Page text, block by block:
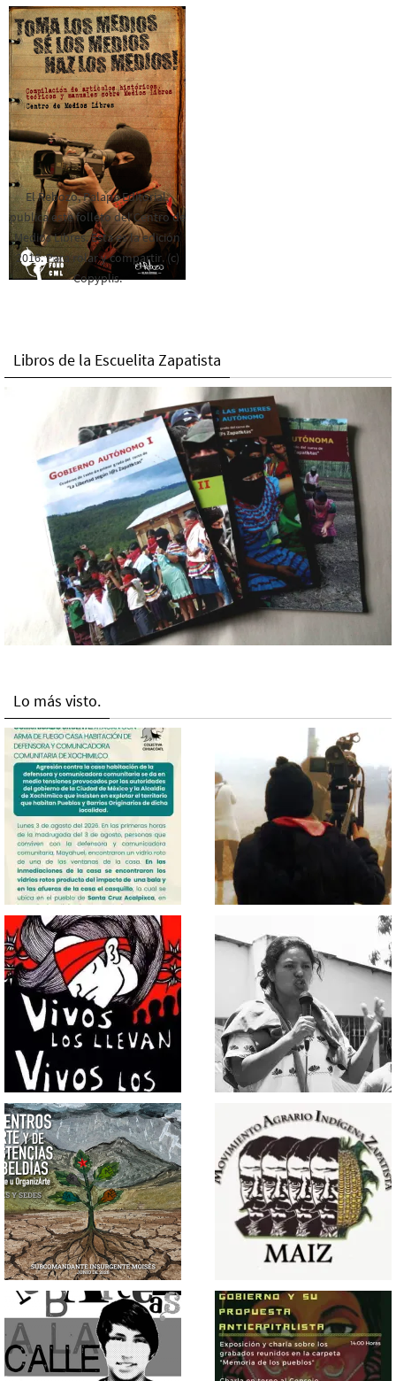
El Rebozo, Palapa Editorial,
publica este folleto del Centro de
Medios Libres. Esta es la edición
2016. Para rolar y compartir. (c)
Copyplis.
Libros de la Escuelita Zapatista
Lo más visto.